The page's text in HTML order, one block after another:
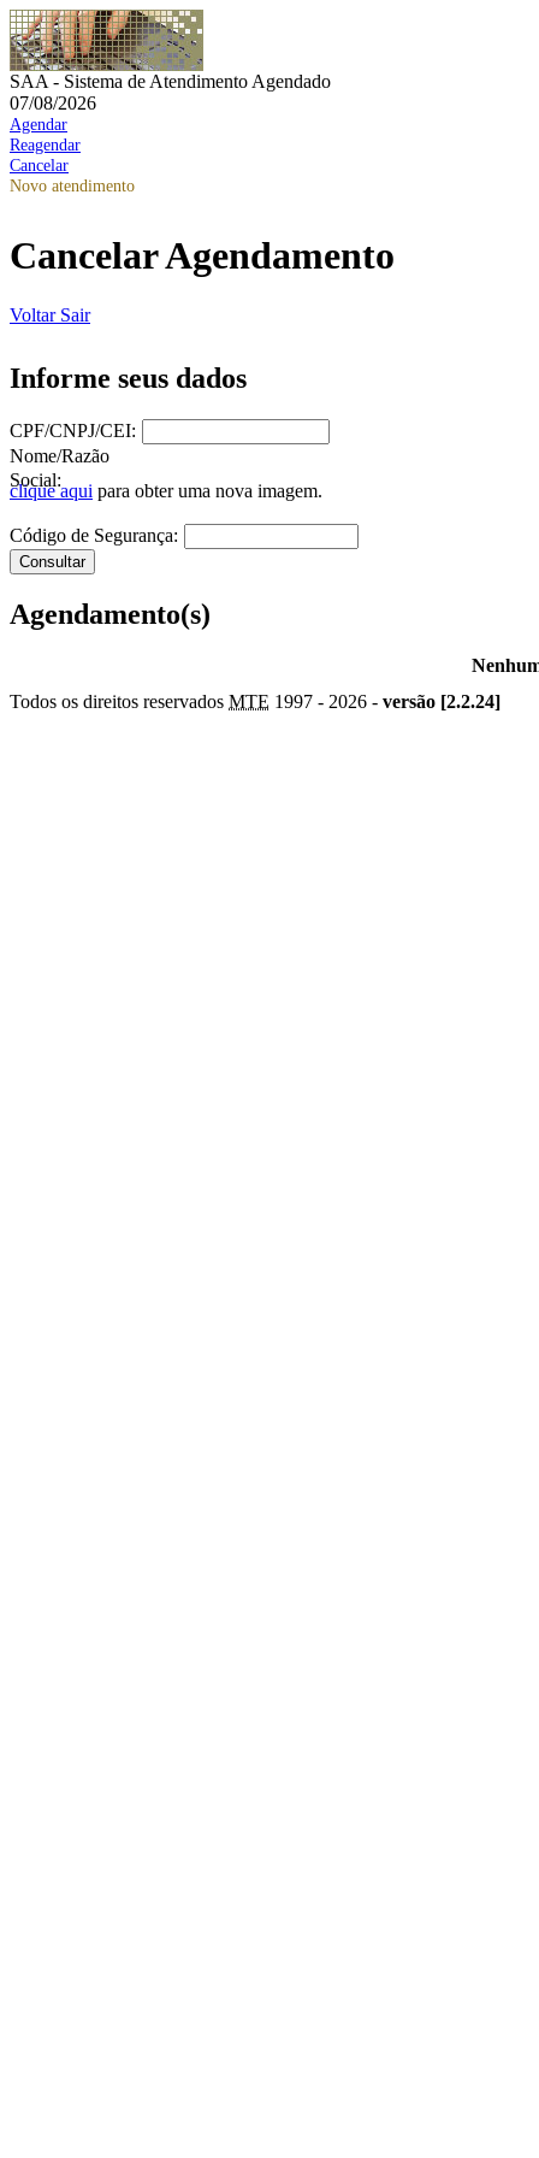
SAA - Sistema de Atendimento Agendado
07/08/2026
Agendar
Reagendar
Cancelar
Novo atendimento
Cancelar Agendamento
Voltar Sair
Informe seus dados
CPF/CNPJ/CEI:
Nome/Razão
Social:
clique aqui para obter uma nova imagem.
Código de Segurança:
Agendamento(s)
Todos os direitos reservados MTE 1997 - 2026 - versão [2.2.24]